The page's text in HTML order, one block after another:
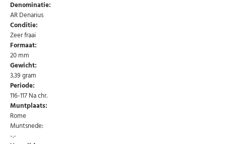
Denominatie:
AR Denarius
Conditie:
Zeer fraai
Formaat:
20 mm
Gewicht:
3.39 gram
Periode:
116-117 Na chr.
Muntplaats:
Rome
Muntsnede:
-.-